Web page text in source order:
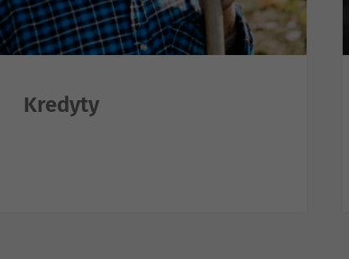
Kredyty